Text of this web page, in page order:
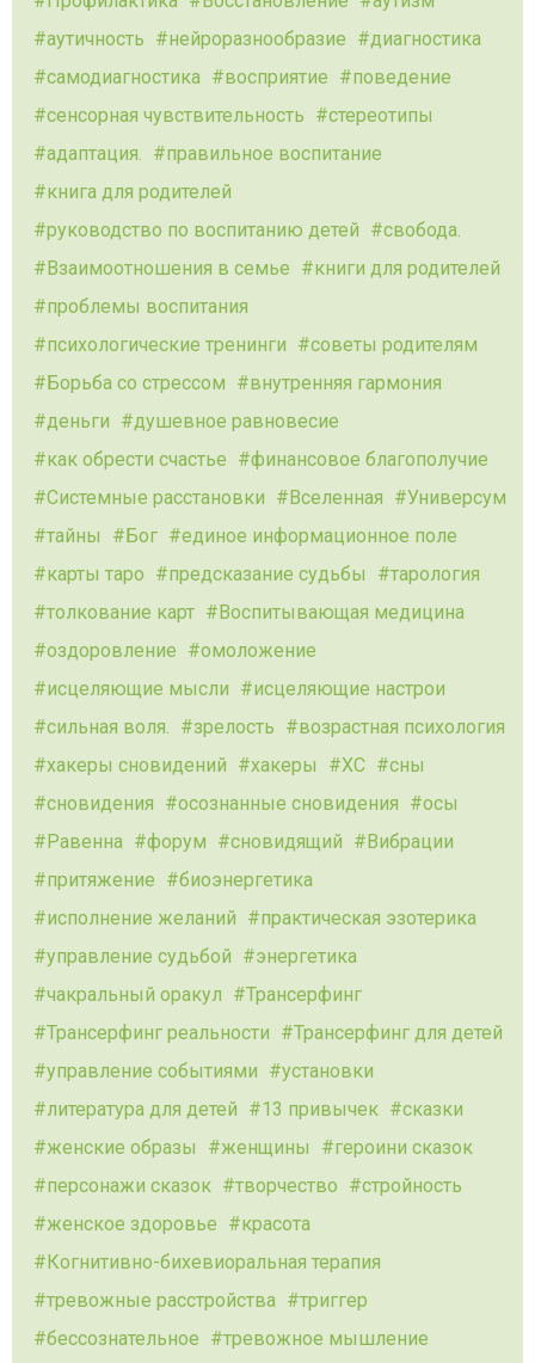
аутичность
нейроразнообразие
диагностика
самодиагностика
восприятие
поведение
сенсорная чувствительность
стереотипы
адаптация.
правильное воспитание
книга для родителей
руководство по воспитанию детей
свобода.
Взаимоотношения в семье
книги для родителей
проблемы воспитания
психологические тренинги
советы родителям
Борьба со стрессом
внутренняя гармония
деньги
душевное равновесие
как обрести счастье
финансовое благополучие
Системные расстановки
Вселенная
Универсум
тайны
Бог
единое информационное поле
карты таро
предсказание судьбы
тарология
толкование карт
Воспитывающая медицина
оздоровление
омоложение
исцеляющие мысли
исцеляющие настрои
сильная воля.
зрелость
возрастная психология
хакеры сновидений
хакеры ХС
сны
сновидения
осознанные сновидения
осы
Равенна
форум сновидящий
Вибрации
притяжение
биоэнергетика
исполнение желаний
практическая эзотерика
управление судьбой
энергетика
чакральный оракул
Трансерфинг
Трансерфинг реальности
Трансерфинг для детей
управление событиями
установки
литература для детей
13 привычек
сказки
женские образы
женщины
героини сказок
персонажи сказок
творчество
стройность
женское здоровье
красота
Когнитивно-бихевиоральная терапия
тревожные расстройства
триггер
бессознательное
тревожное мышление